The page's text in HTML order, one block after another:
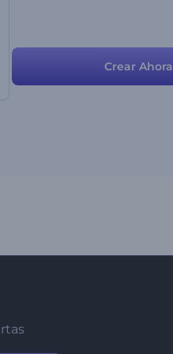
Crear Ahora